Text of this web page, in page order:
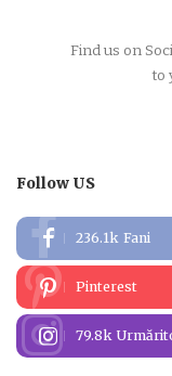
Find us on
to
Follow US
236.1k Fani
Pinterest
79.8k